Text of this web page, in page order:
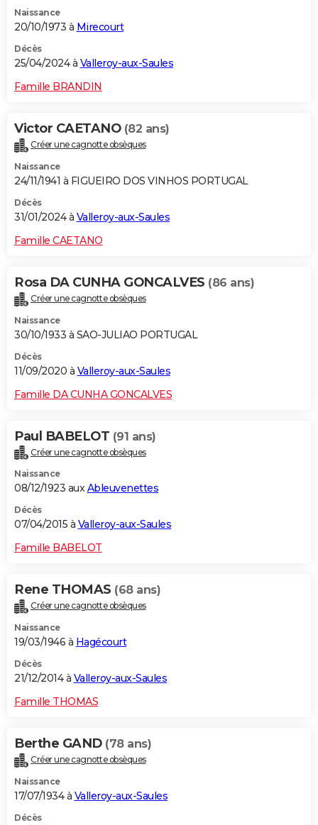
COPAINS D'AVANT
S'inscrire
Se connecter
Lycées
Collèges
Primaires
Universités
Entreprises
Service militaire
Avis de recherche
AVIS DE DÉCÈS
Naissance
20/10/1973 à Mirecourt
Décès
25/04/2024 à Valleroy-aux-Saules
Famille BRANDIN
Victor CAETANO (82 ans)
Créer une cagnotte obsèques
Naissance
24/11/1941 à FIGUEIRO DOS VINHOS PORTUGAL
Décès
31/01/2024 à Valleroy-aux-Saules
Famille CAETANO
Rosa DA CUNHA GONCALVES (86 ans)
Créer une cagnotte obsèques
Naissance
30/10/1933 à SAO-JULIAO PORTUGAL
Décès
11/09/2020 à Valleroy-aux-Saules
Famille DA CUNHA GONCALVES
Paul BABELOT (91 ans)
Créer une cagnotte obsèques
Naissance
08/12/1923 auxAbleuvenettes
Décès
07/04/2015 à Valleroy-aux-Saules
Famille BABELOT
Rene THOMAS (68 ans)
Créer une cagnotte obsèques
Naissance
19/03/1946 à Hagécourt
Décès
21/12/2014 à Valleroy-aux-Saules
Famille THOMAS
Berthe GAND (78 ans)
Créer une cagnotte obsèques
Naissance
17/07/1934 à Valleroy-aux-Saules
Décès